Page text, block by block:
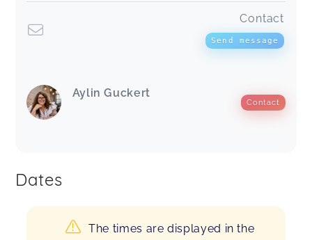
Contact
Send message
Aylin Guckert
Contact
Dates
The times are displayed in the